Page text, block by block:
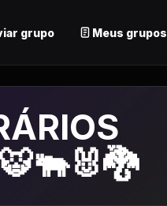
grupo Meus grupos